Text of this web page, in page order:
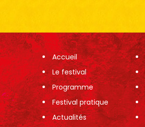
Accueil
Le festival
Programme
Festival pratique
Actualités